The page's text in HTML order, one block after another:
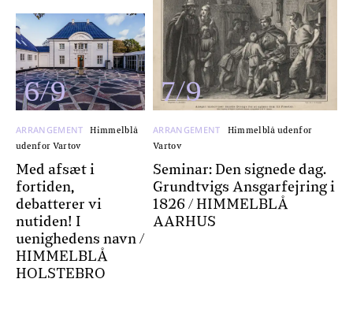
6/9
ARRANGEMENT
Himmelblå
udenfor Vartov
Med afsæt i
fortiden,
debatterer vi
nutiden! I
uenighedens navn /
HIMMELBLÅ
HOLSTEBRO
7/9
ARRANGEMENT
Himmelblå udenfor
Vartov
Seminar: Den signede dag.
Grundtvigs Ansgarfejring i
1826 / HIMMELBLÅ
AARHUS